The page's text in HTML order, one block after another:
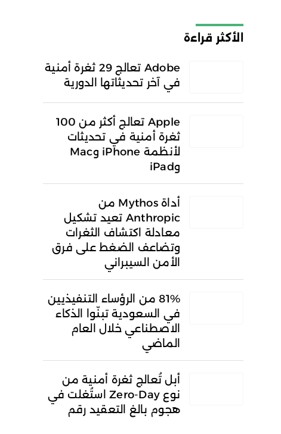
الأكثر قراءة
Adobe تعالج 29 ثغرة أمنية
في آخر تحديثاتها الدورية
Apple تعالج أكثر من 100
ثغرة أمنية في تحديثات
لأنظمة iPhone وMac
وiPad
أداة Mythos من
Anthropic تعيد تشكيل
معادلة اكتشاف الثغرات
وتضاعف الضغط على فرق
الأمن السيبراني
81% من الرؤساء التنفيذيين
في السعودية تبنّوا الذكاء
الاصطناعي خلال العام
الماضي
أبل تُعالج ثغرة أمنية من
نوع Zero-Day استُغلت في
هجوم بالغ التعقيد رقم